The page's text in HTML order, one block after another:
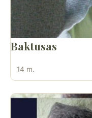
Baktusas
14 m.